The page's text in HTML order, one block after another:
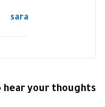
sara
hear your thoughts